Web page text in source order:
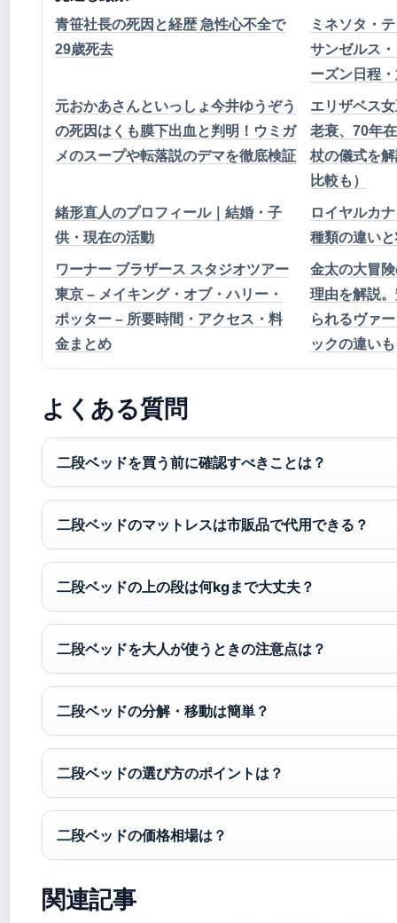
青笹社長の死因と経歴 急性心不全で
29歳死去
ミネソタ・
サンゼルス
ーズン日程
元おかあさんといっしょ今井ゆうぞう
の死因はくも膜下出血と判明！ウミガ
メのスープや転落説のデマを徹底検証
エリザベス
老衰、70年
杖の儀式を
比較も）
緒形直人のプロフィール｜結婚・子
供・現在の活動
ロイヤルカ
種類の違い
ワーナー ブラザース スタジオツアー
東京 – メイキング・オブ・ハリー・
ポッター – 所要時間・アクセス・料
金まとめ
金太の大冒
理由を解説
られるヴァ
ックの違いも
よくある質問
二段ベッドを買う前に確認すべきことは？
二段ベッドのマットレスは市販品で代用できる？
二段ベッドの上の段は何kgまで大丈夫？
二段ベッドを大人が使うときの注意点は？
二段ベッドの分解・移動は簡単？
二段ベッドの選び方のポイントは？
二段ベッドの価格相場は？
関連記事